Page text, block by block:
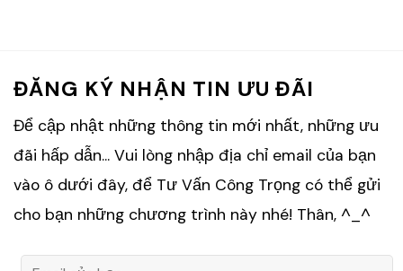
ĐĂNG KÝ NHẬN TIN ƯU ĐÃI
Để cập nhật những thông tin mới nhất, những ưu
đãi hấp dẫn... Vui lòng nhập địa chỉ email của bạn
vào ô dưới đây, để Tư Vấn Công Trọng có thể gửi
cho bạn những chương trình này nhé! Thân, ^_^